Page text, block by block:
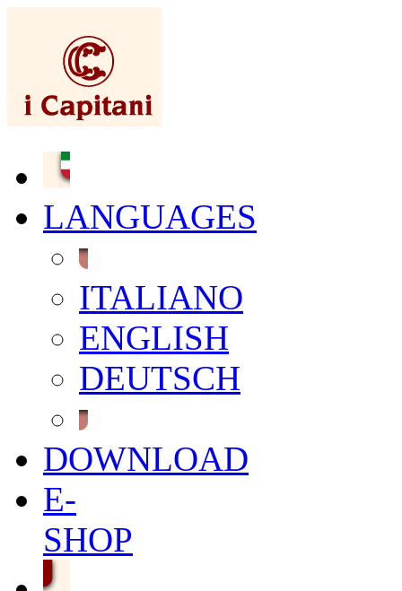
LANGUAGES
ITALIANO
ENGLISH
DEUTSCH
DOWNLOAD
E-
SHOP